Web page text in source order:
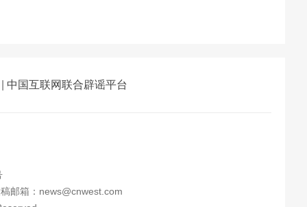
中国互联网联合辟谣平台
邮箱：news@cnwest.com